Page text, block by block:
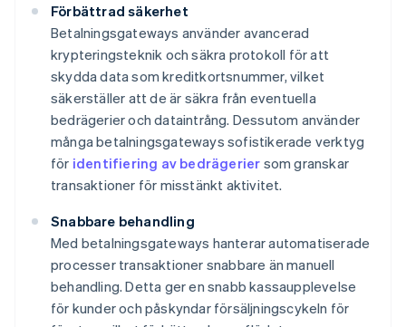
Förbättrad säkerhet
Betalningsgateways använder avancerad
krypteringsteknik och säkra protokoll för att
skydda data som kreditkortsnummer, vilket
säkerställer att de är säkra från eventuella
bedrägerier och dataintrång. Dessutom använder
många betalningsgateways sofistikerade verktyg
för identifiering av bedrägerier som granskar
transaktioner för misstänkt aktivitet.
Snabbare behandling
Med betalningsgateways hanterar automatiserade
processer transaktioner snabbare än manuell
behandling. Detta ger en snabb kassaupplevelse
för kunder och påskyndar försäljningscykeln för